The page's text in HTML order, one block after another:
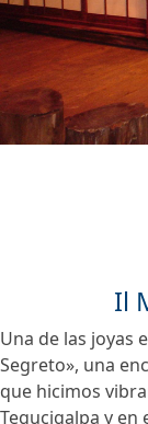
Il
Una de las joyas
Segreto», una
que hicimos
Tegucigalpa y en